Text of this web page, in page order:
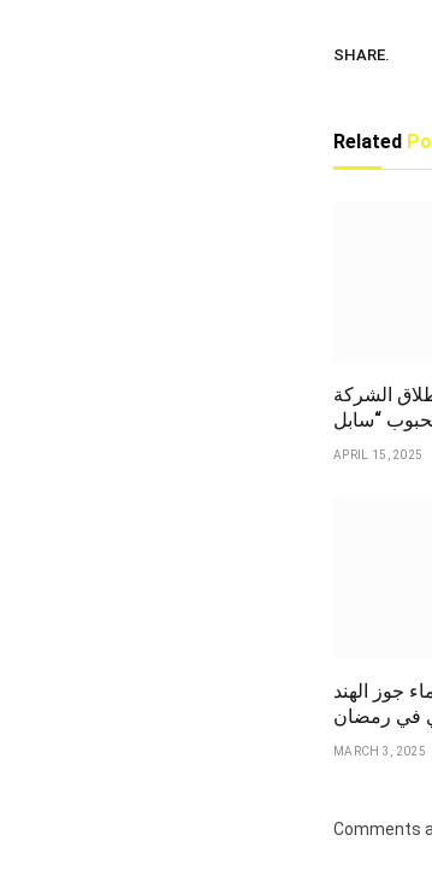
SHARE.
Related
الشركة
APRIL 15, 2025
جوز الهند
في رمضان
MARCH 3, 2025
Comments